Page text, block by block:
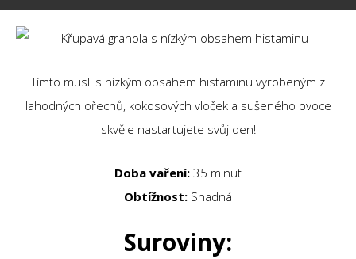
Tímto müsli s nízkým obsahem histaminu vyrobeným z
lahodných ořechů, kokosových vloček a sušeného ovoce
skvěle nastartujete svůj den!
Doba vaření: 35 minut
Obtížnost: Snadná
Suroviny: